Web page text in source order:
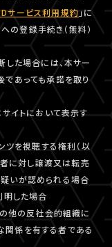
サービス利用規約」に
の登録手続き（無料）
た場合には、本サー
であっても承諾を取り
イトにおいて表示す
を視聴する権利（以
者に対し譲渡又は転売
いが認められる場合
した場合
他の反社会的組織に
係を有する者である